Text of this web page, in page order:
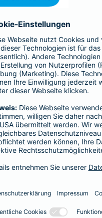
genauso
Vorteile
flexibel